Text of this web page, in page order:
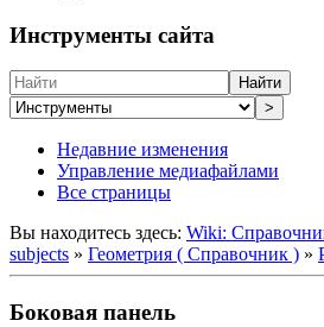
Инструменты сайта
Найти
>
Недавние изменения
Управление медиафайлами
Все страницы
Вы находитесь здесь: Wiki:
subjects » Геометрия ( Справочник ) »
Боковая панель